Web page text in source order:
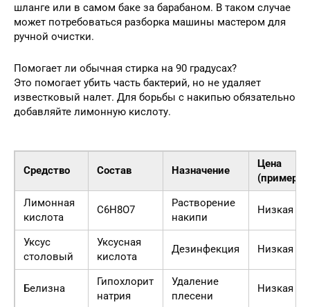
шланге или в самом баке за барабаном. В таком случае
может потребоваться разборка машины мастером для
ручной очистки.
Помогает ли обычная стирка на 90 градусах?
Это помогает убить часть бактерий, но не удаляет
известковый налет. Для борьбы с накипью обязательно
добавляйте лимонную кислоту.
Средство Состав Назначение
Цена
Лимонная
кислота
C6H8O7
Растворение
накипи
Низкая
Уксус
столовый
Уксусная
кислота
Дезинфекция Низкая
Белизна
Гипохлорит
натрия
Удаление
плесени
Низкая